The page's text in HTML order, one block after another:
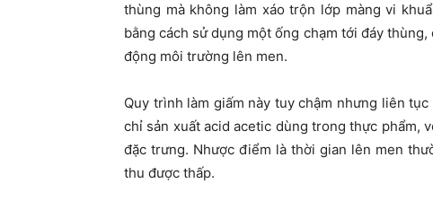
thùng mà không làm xáo trộn lớp màng vi
bằng cách sử dụng một ống chạm tới đáy
động môi trường lên men.
Quy trình làm giấm này tuy chậm nhưng liên
chỉ sản xuất acid acetic dùng trong thực phẩm,
đặc trưng. Nhược điểm là thời gian lên men
thu được thấp.